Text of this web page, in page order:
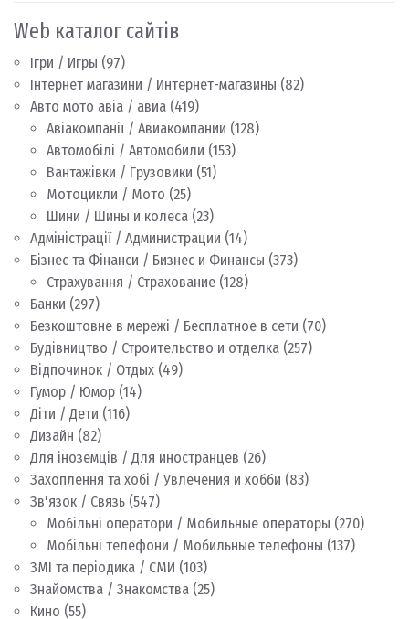
Web каталог сайтів
Ігри / Игры (97)
Інтернет магазини / Интернет-магазины (82)
Авто мото авіа / авиа (419)
Авіакомпанії / Авиакомпании (128)
Автомобілі / Автомобили (153)
Вантажівки / Грузовики (51)
Мотоцикли / Мото (25)
Шини / Шины и колеса (23)
Адміністрації / Администрации (14)
Бізнес та Фінанси / Бизнес и Финансы (373)
Страхування / Страхование (128)
Банки (297)
Безкоштовне в мережі / Бесплатное в сети (70)
Будівництво / Строительство и отделка (257)
Відпочинок / Отдых (49)
Гумор / Юмор (14)
Діти / Дети (116)
Дизайн (82)
Для іноземців / Для иностранцев (26)
Захоплення та хобі / Увлечения и хобби (83)
Зв'язок / Связь (547)
Мобільні оператори / Мобильные операторы (270)
Мобільні телефони / Мобильные телефоны (137)
ЗМІ та періодика / СМИ (103)
Знайомства / Знакомства (25)
Кино (55)